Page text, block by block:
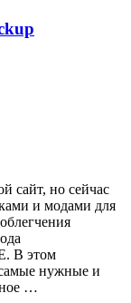
сайт, но сейчас
и модами для
В этом
нужные и
…